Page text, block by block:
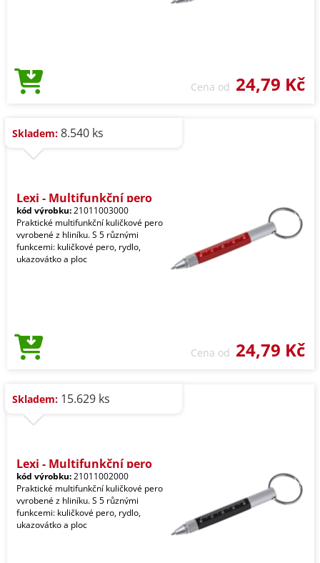
Cena od 24,79 Kč
Skladem: 8.540 ks
Lexi - Multifunkční pero
kód výrobku:21011003000
Praktické multifunkční kuličkové pero
vyrobené z hliníku. S 5 různými
funkcemi: kuličkové pero, rydlo,
ukazovátko a ploc
Cena od 24,79 Kč
Skladem: 15.629 ks
Lexi - Multifunkční pero
kód výrobku:21011002000
Praktické multifunkční kuličkové pero
vyrobené z hliníku. S 5 různými
funkcemi: kuličkové pero, rydlo,
ukazovátko a ploc